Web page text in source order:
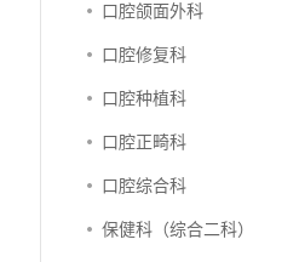
口腔颌面外科
口腔修复科
口腔种植科
口腔正畸科
口腔综合科
保健科（综合二科）